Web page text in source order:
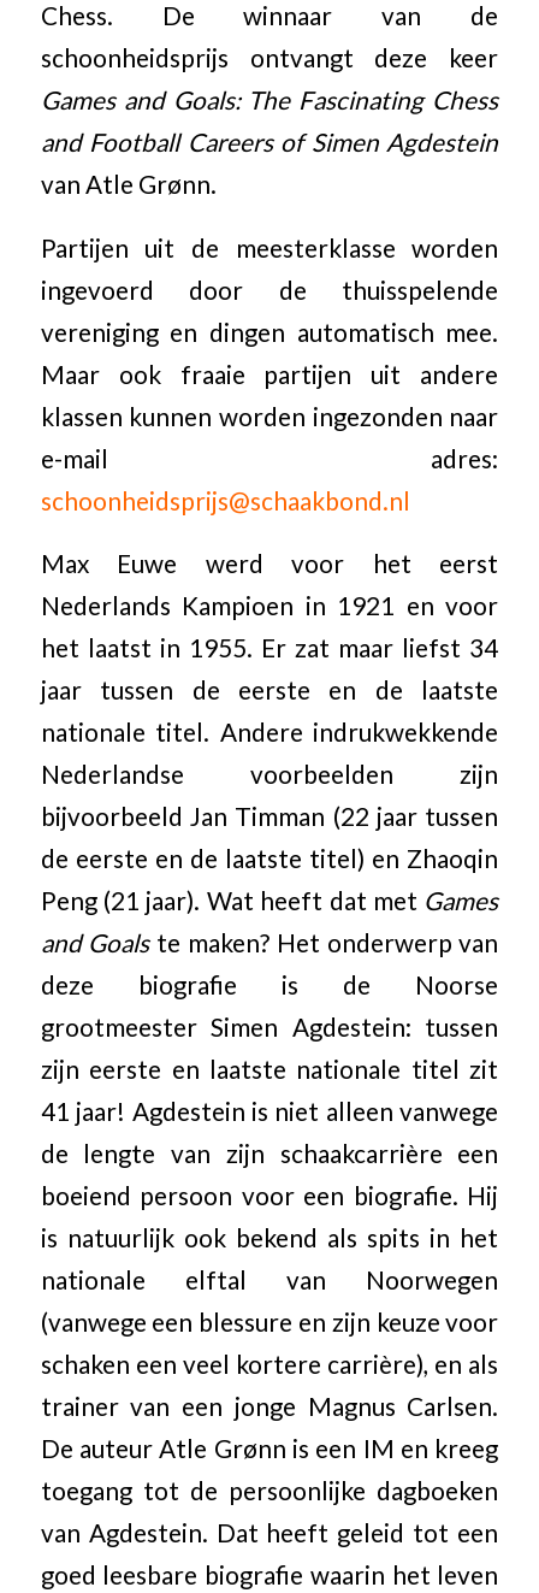
Chess. De winnaar van de
schoonheidsprijs ontvangt deze keer
Games and Goals: The Fascinating Chess
and Football Careers of Simen Agdestein
van Atle Grønn.
Partijen uit de meesterklasse worden
ingevoerd door de thuisspelende
vereniging en dingen automatisch mee.
Maar ook fraaie partijen uit andere
klassen kunnen worden ingezonden naar
e-mail adres:
schoonheidsprijs@schaakbond.nl
Max Euwe werd voor het eerst
Nederlands Kampioen in 1921 en voor
het laatst in 1955. Er zat maar liefst 34
jaar tussen de eerste en de laatste
nationale titel. Andere indrukwekkende
Nederlandse voorbeelden zijn
bijvoorbeeld Jan Timman (22 jaar tussen
de eerste en de laatste titel) en Zhaoqin
Peng (21 jaar). Wat heeft dat met Games
and Goalste maken? Het onderwerp van
deze biografie is de Noorse
grootmeester Simen Agdestein: tussen
zijn eerste en laatste nationale titel zit
41 jaar! Agdestein is niet alleen vanwege
de lengte van zijn schaakcarrière een
boeiend persoon voor een biografie. Hij
is natuurlijk ook bekend als spits in het
nationale elftal van Noorwegen
(vanwege een blessure en zijn keuze voor
schaken een veel kortere carrière), en als
trainer van een jonge Magnus Carlsen.
De auteur Atle Grønn is een IM en kreeg
toegang tot de persoonlijke dagboeken
van Agdestein. Dat heeft geleid tot een
goed leesbare biografie waarin het leven